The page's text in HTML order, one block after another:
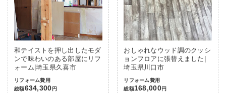
和テイストを押し出したモダ
ンで味わいのある部屋にリフ
ォーム|埼玉県久喜市
リフォーム費用
総額634,300 円
おしゃれなウッド調のクッシ
ョンフロアに張替えました|
埼玉県川口市
リフォーム費用
総額168,000円